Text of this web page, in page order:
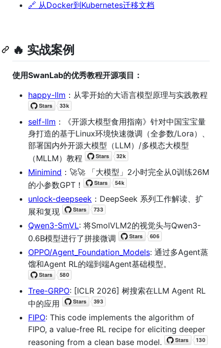
🔗 从Docker到Kubernetes迁移文档
🔥 实战案例
使用SwanLab的优秀教程开源项目：
happy-llm ：从零开始的大语言模型原理与实践教程
self-llm ：《开源大模型食用指南》针对中国宝宝量
身打造的基于Linux环境快速微调（全参数/Lora）、
部署国内外开源大模型（LLM）/多模态大模型
（MLLM）教程
Minimind ：🚀🚀 「大模型」2小时完全从0训练26M
的小参数GPT！
unlock-deepseek ：DeepSeek 系列工作解读、扩
展和复现
Qwen3-SmVL: 将SmolVLM2的视觉头与Qwen3-
0.6B模型进行了拼接微调
OPPO/Agent_Foundation_Models: 通过多Agent蒸
馏和Agent RL的端到端Agent基础模型。
Tree-GRPO: [ICLR 2026] 树搜索在LLM Agent RL
中的应用
FIPO: This code implements the algorithm of
FIPO, a value-free RL recipe for eliciting deeper
reasoning from a clean base model.